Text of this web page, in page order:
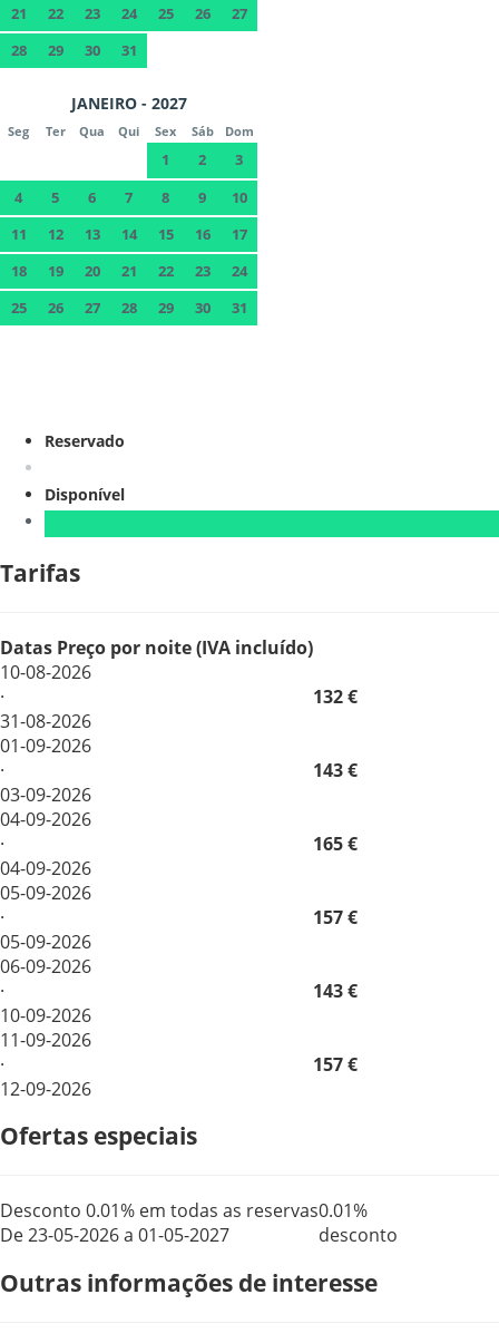
21
22 23 24 25 26
27
28
29 30 31
JANEIRO - 2027
Seg Ter Qua Qui Sex Sáb Dom
1 2
3
4
5 6 7 8 9
10
11
12 13 14 15 16
17
18
19 20 21 22 23
24
25
26 27 28 29 30 31
Reservado
Disponível
Tarifas
Datas Preço por noite (IVA incluído)
10-08-2026
·
31-08-2026
132 €
01-09-2026
·
03-09-2026
143 €
04-09-2026
·
04-09-2026
165 €
05-09-2026
·
05-09-2026
157 €
06-09-2026
·
10-09-2026
143 €
11-09-2026
·
12-09-2026
157 €
Ofertas especiais
Desconto 0.01% em todas as reservas
De 23-05-2026 a 01-05-2027
0.01%
desconto
Outras informações de interesse